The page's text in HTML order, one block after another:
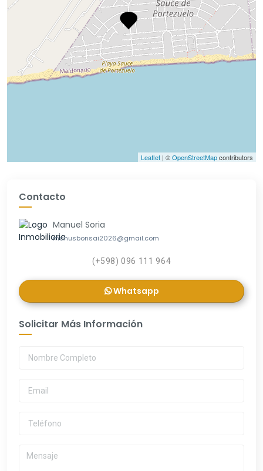
Leaflet | ©OpenStreetMapcontributors
Contacto
Manuel Soria
manusbonsai2026@gmail.com
(+598) 096 111 964
Whatsapp
Solicitar Más Información